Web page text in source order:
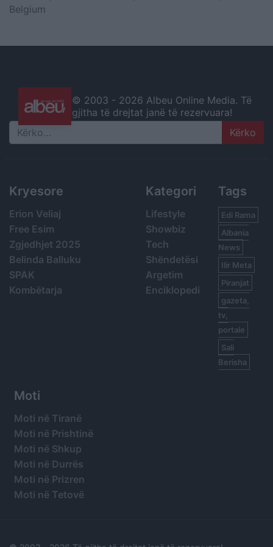
Belgium
© 2003 - 2026 Albeu Online Media. Të
gjitha të drejtat janë të rezervuara!
Search
Kryesore
Erion Veliaj
Free Esim
Zgjedhjet 2025
Belinda Balluku
SPAK
Kombëtarja
Kategori
Lifestyle
Showbiz
Tech
Shëndetësi
Argetim
Enciklopedi
Tags
Edi Rama
Albania
News
Ilir Meta
Piranjat
gazeta,
tv,
portale
Sali
Berisha
Moti
Moti në Tiranë
Moti në Prishtinë
Moti në Shkup
Moti në Durrës
Moti në Prizren
Moti në Tetovë